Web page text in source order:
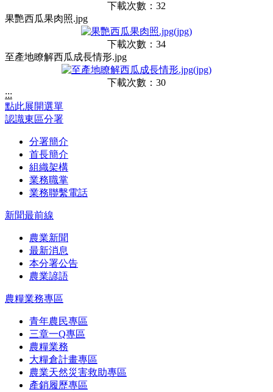
下載次數：32
果艷西瓜果肉照.jpg
下載次數：34
至產地瞭解西瓜成長情形.jpg
下載次數：30
:::
點此展開選單
認識東區分署
分署簡介
首長簡介
組織架構
業務職掌
業務聯繫電話
新聞最前線
農業新聞
最新消息
本分署公告
農業諺語
農糧業務專區
青年農民專區
三章一Q專區
農糧業務
大糧倉計畫專區
農業天然災害救助專區
產銷履歷專區